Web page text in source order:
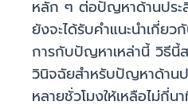
หลัก ๆ ต่อปัญหาด้านปร
ยังจะได้รับคำแนะนำเกี่ย
การกับปัญหาเหล่านี้ วิธีนี้ส
วินิจฉัยสำหรับปัญหาด้าน
หลายชั่วโมงให้เหลือไม่กี่น